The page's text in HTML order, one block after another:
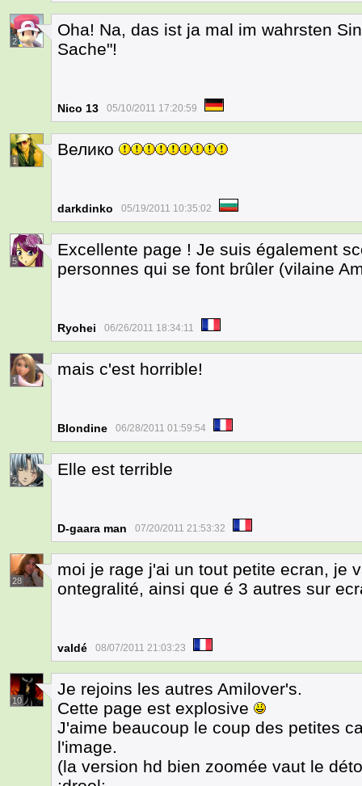
2
Oha! Na, das ist ja mal im wahrsten
Sache"!
Nico 13 05/10/2011 17:20:59
1
Велико
darkdinko 05/19/2011 10:35:02
5
Excellente page ! Je suis également
personnes qui se font brûler (vilaine
Ryohei 06/26/2011 18:34:11
1
mais c'est horrible!
Blondine 06/28/2011 01:59:54
2
Elle est terrible
D-gaara man 07/20/2011 21:53:32
28
moi je rage j'ai un tout petite ecran, je
ontegralité, ainsi que é 3 autres sur
valdé 08/07/2011 21:03:23
10
Je rejoins les autres Amilover's.
Cette page est explosive
J'aime beaucoup le coup des petites
l'image.
(la version hd bien zoomée vaut le